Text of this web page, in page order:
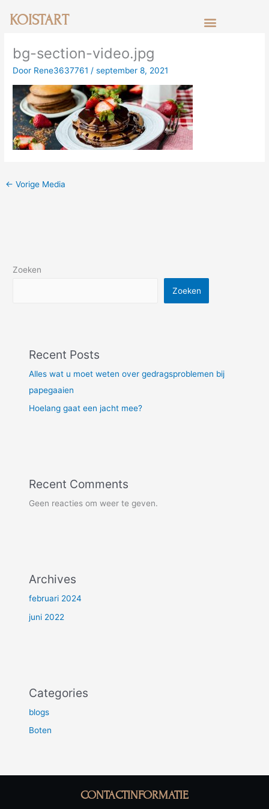
naar
inhoud
KOISTART
bg-section-video.jpg
Door Rene3637761 /september 8, 2021
← Vorige Media
Zoeken
Zoeken
Recent Posts
Alles wat u moet weten over gedragsproblemen bij
papegaaien
Hoelang gaat een jacht mee?
Recent Comments
Geen reacties om weer te geven.
Archives
februari 2024
juni 2022
Categories
blogs
Boten
CONTACTINFORMATIE